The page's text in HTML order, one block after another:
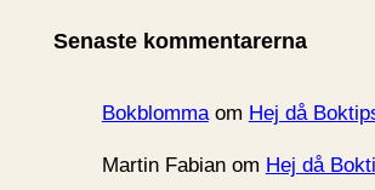
v
Senaste kommentarerna
Bokblommaom Hej då
Martin Fabianom Hej då